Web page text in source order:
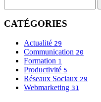
CATÉGORIES
Actualité 29
Communication 20
Formation 1
Productivité 5
Réseaux Sociaux 29
Webmarketing 31